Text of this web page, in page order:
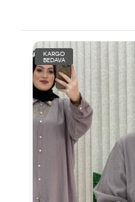
KARGO
BEDAVA